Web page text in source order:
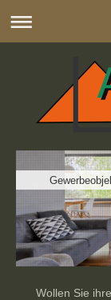
Wollen Sie